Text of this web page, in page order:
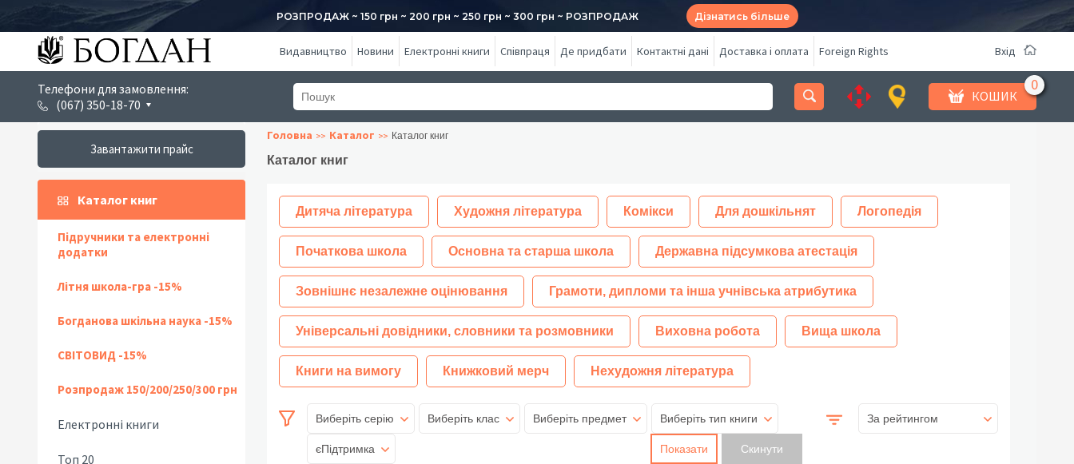
РОЗПРОДАЖ ~ 150 грн ~ 200 грн ~ 250 грн ~ 300 грн ~ РОЗПРОДАЖ Дізнатись більше
Видавництво Новини Електронні книги Співпраця Де придбати Контактні дані Доставка і оплата Foreign Rights Вхід
Телефони для замовлення:
(067) 350-18-70
КОШИК
Завантажити прайс
Каталог книг
Підручники та електронні
додатки
Літня школа-гра -15%
Богданова шкільна наука -15%
СВІТОВИД -15%
Розпродаж 150/200/250/300 грн
Електронні книги
Топ 20
Головна Каталог Каталог книг
Каталог книг
Дитяча література Художня література Комікси Для дошкільнят Логопедія
Початкова школа Основна та старша школа Державна підсумкова атестація
Зовнішнє незалежне оцінювання Грамоти, дипломи та інша учнівська атрибутика
Універсальні довідники, словники та розмовники Виховна робота Вища школа
Книги на вимогу Книжковий мерч Нехудожня література
Виберіть серію Виберіть клас Виберіть предмет Виберіть тип книги
єПідтримка Показати
За рейтингом